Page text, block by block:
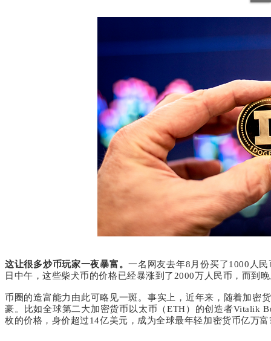
这让很多炒币玩家一夜暴富。一名网友去年8 月份买了1000 人
日中午，这些柴犬币的价格已经暴涨到了 2000万人民币，而到
币圈的造富能力由此可略见一斑。事实上，近年来，随着加密
豪。比如全球第二大加密货币以太币（ETH）的创造者Vitalik
枚的价格，身价超过14亿美元，成为全球最年轻加密货币亿万富